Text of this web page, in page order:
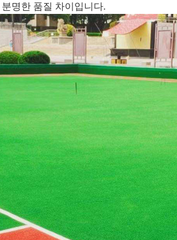
명한 품질 차이입니다.